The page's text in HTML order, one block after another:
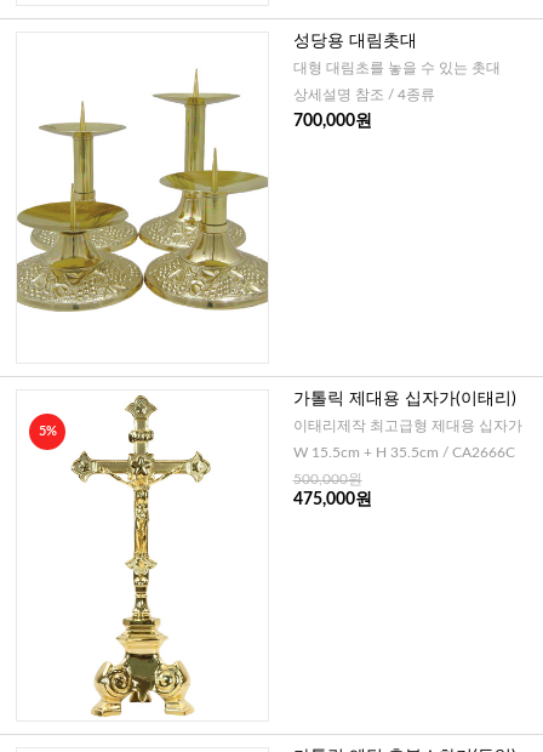
성당용 대림촛대
대형 대림초를 놓을 수 있는 촛대
상세설명 참조 / 4종류
700,000원
5%
가톨릭 제대용 십자가(이태리)
이태리제작 최고급형 제대용 십자가
W 15.5cm + H 35.5cm / CA2666C
500,000원
475,000원